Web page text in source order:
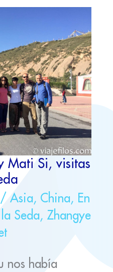
Mati Si, visitas
/Asia, China, En
Seda, Zhangye
nos había